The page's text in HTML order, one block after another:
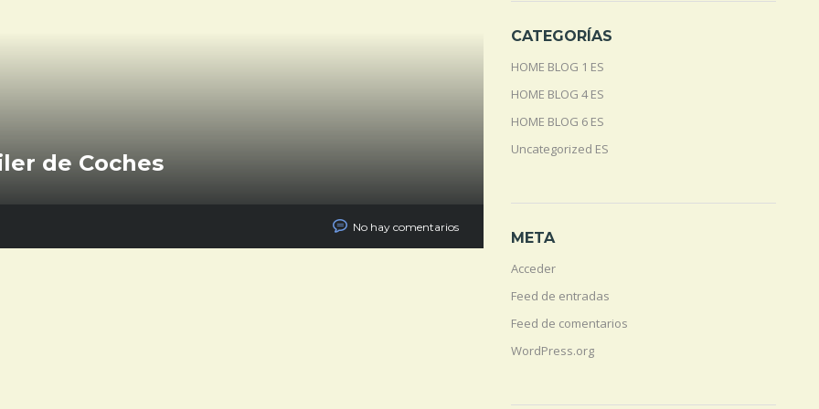
de Coches
No hay comentarios
CATEGORÍAS
HOME BLOG 1 ES
HOME BLOG 4 ES
HOME BLOG 6 ES
Uncategorized ES
META
Acceder
Feed de entradas
Feed de comentarios
WordPress.org